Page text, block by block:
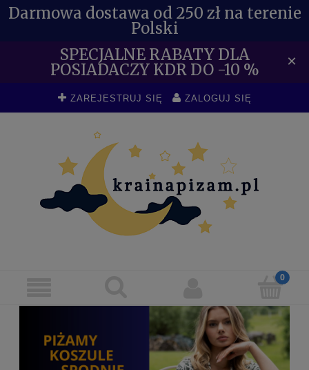
Darmowa dostawa od 250 zł na terenie
Polski
SPECJALNE RABATY DLA
POSIADACZY KDR DO -10 % ×
ZAREJESTRUJ SIĘ ZALOGUJ SIĘ